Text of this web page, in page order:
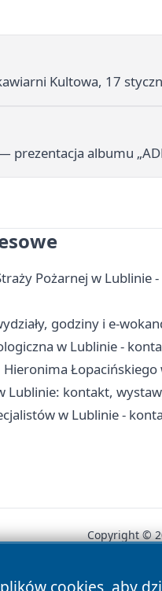
Kultowa, 17
prezentacja albumu
Pożarnej w Lublinie
godziny i e-
w Lublinie -
Lublinie: kontakt,
w Lublinie -
cookies, aby
Copyright ©